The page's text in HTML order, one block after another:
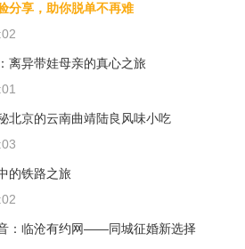
分享，助你脱单不再难
离异带娃母亲的真心之旅
北京的云南曲靖陆良风味小吃
的铁路之旅
：临沧有约网——同城征婚新选择